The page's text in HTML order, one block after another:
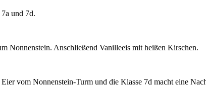
und 7d.
Nonnenstein. Anschließend Vanilleeis mit heißen Kirschen.
vom Nonnenstein-Turm und die Klasse 7d macht eine